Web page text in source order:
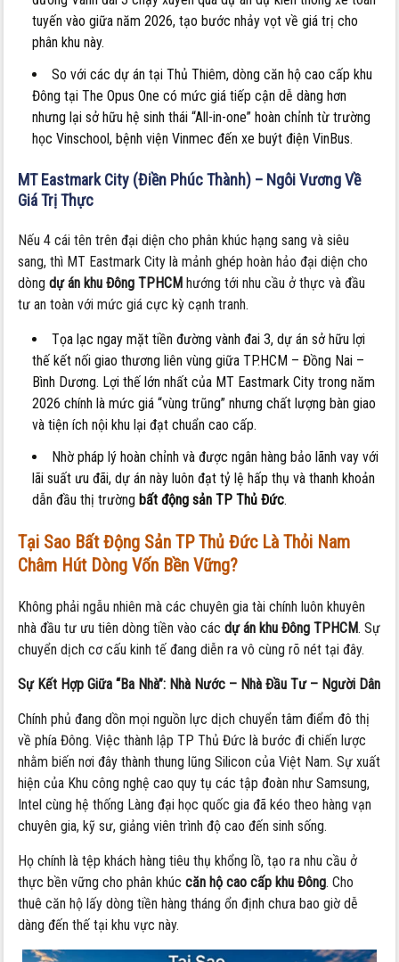
tuyến vào giữa năm 2026, tạo bước nhảy vọt về giá trị cho
phân khu này.
So với các dự án tại Thủ Thiêm, dòng căn hộ cao cấp khu
Đông tại The Opus One có mức giá tiếp cận dễ dàng hơn
nhưng lại sở hữu hệ sinh thái “All-in-one” hoàn chỉnh từ trường
học Vinschool, bệnh viện Vinmec đến xe buýt điện VinBus.
MT Eastmark City (Điền Phúc Thành) – Ngôi Vương Về
Giá Trị Thực
Nếu 4 cái tên trên đại diện cho phân khúc hạng sang và siêu
sang, thì MT Eastmark City là mảnh ghép hoàn hảo đại diện cho
dòngdự án khu Đông TPHCM hướng tới nhu cầu ở thực và đầu
tư an toàn với mức giá cực kỳ cạnh tranh.
Tọa lạc ngay mặt tiền đường vành đai 3, dự án sở hữu lợi
thế kết nối giao thương liên vùng giữa TP.HCM – Đồng Nai –
Bình Dương. Lợi thế lớn nhất của MT Eastmark City trong năm
2026 chính là mức giá “vùng trũng” nhưng chất lượng bàn giao
và tiện ích nội khu lại đạt chuẩn cao cấp.
Nhờ pháp lý hoàn chỉnh và được ngân hàng bảo lãnh vay với
lãi suất ưu đãi, dự án này luôn đạt tỷ lệ hấp thụ và thanh khoản
dẫn đầu thị trường bất động sản TP Thủ Đức.
Tại Sao Bất Động Sản TP Thủ Đức Là Thỏi Nam
Châm Hút Dòng Vốn Bền Vững?
Không phải ngẫu nhiên mà các chuyên gia tài chính luôn khuyên
nhà đầu tư ưu tiên dòng tiền vào cácdự án khu Đông TPHCM. Sự
chuyển dịch cơ cấu kinh tế đang diễn ra vô cùng rõ nét tại đây.
Sự Kết Hợp Giữa “Ba Nhà”: Nhà Nước – Nhà Đầu Tư – Người Dân
Chính phủ đang dồn mọi nguồn lực dịch chuyển tâm điểm đô thị
về phía Đông. Việc thành lập TP Thủ Đức là bước đi chiến lược
nhằm biến nơi đây thành thung lũng Silicon của Việt Nam. Sự xuất
hiện của Khu công nghệ cao quy tụ các tập đoàn như Samsung,
Intel cùng hệ thống Làng đại học quốc gia đã kéo theo hàng vạn
chuyên gia, kỹ sư, giảng viên trình độ cao đến sinh sống.
Họ chính là tệp khách hàng tiêu thụ khổng lồ, tạo ra nhu cầu ở
thực bền vững cho phân khúccăn hộ cao cấp khu Đông. Cho
thuê căn hộ lấy dòng tiền hàng tháng ổn định chưa bao giờ dễ
dàng đến thế tại khu vực này.